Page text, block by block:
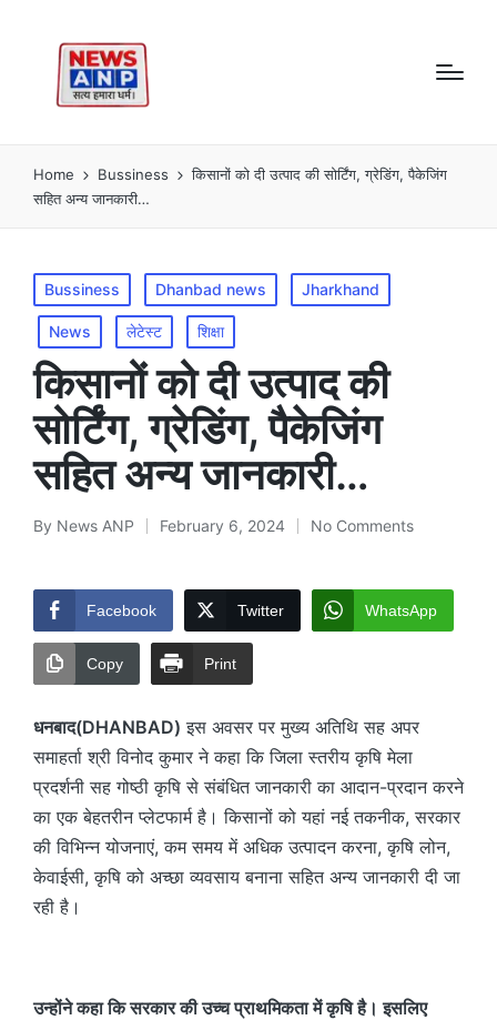
Home Bussiness
किसानों को दी उत्पाद की सोर्टिंग, ग्रेडिंग, पैकेजिंग
सहित अन्य जानकारी…
Posted
in
Bussiness Dhanbad news Jharkhand
News लेटेस्ट शिक्षा
किसानों को दी उत्पाद की
सोर्टिंग, ग्रेडिंग, पैकेजिंग
सहित अन्य जानकारी…
Posted
By News ANP February 6, 2024 No Comments
Facebook Twitter WhatsApp
Copy Print
धनबाद(DHANBAD) इस अवसर पर मुख्य अतिथि सह अपर
समाहर्ता श्री विनोद कुमार ने कहा कि जिला स्तरीय कृषि मेला
प्रदर्शनी सह गोष्ठी कृषि से संबंधित जानकारी का आदान-प्रदान करने
का एक बेहतरीन प्लेटफार्म है। किसानों को यहां नई तकनीक, सरकार
की विभिन्न योजनाएं, कम समय में अधिक उत्पादन करना, कृषि लोन,
केवाईसी, कृषि को अच्छा व्यवसाय बनाना सहित अन्य जानकारी दी जा
रही है।
उन्होंने कहा कि सरकार की उच्च प्राथमिकता में कृषि है। इसलिए